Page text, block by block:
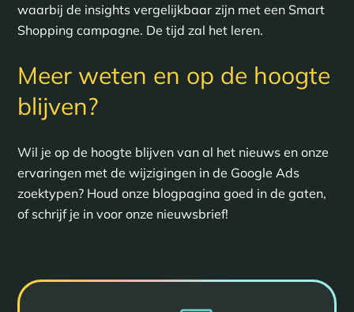
waarbij de insights vergelijkbaar zijn met een Smart
Shopping campagne. De tijd zal het leren.
Meer weten en op de hoogte
blijven?
Wil je op de hoogte blijven van al het nieuws en onze
ervaringen met de wijzigingen in de Google Ads
zoektypen? Houd onze blogpagina goed in de gaten,
of schrijf je in voor onze nieuwsbrief!